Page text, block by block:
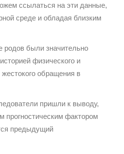
ссылаться на эти данные,
среде и обладая близким
были значительно
физического и
обращения в
пришли к выводу,
прогностическим фактором
предыдущий